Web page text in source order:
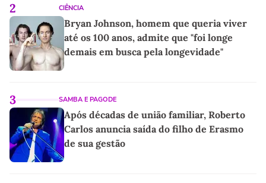
2 CIÊNCIA
Bryan Johnson, homem que queria viver
até os 100 anos, admite que "foi longe
demais em busca pela longevidade"
3 SAMBA E PAGODE
Após décadas de união familiar, Roberto
Carlos anuncia saída do filho de Erasmo
de sua gestão